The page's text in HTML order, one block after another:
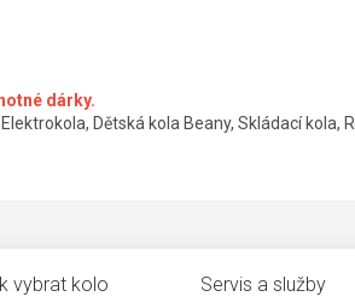
dárky.
Dětská kola Beany, Skládací
vybrat kolo Servis a služby